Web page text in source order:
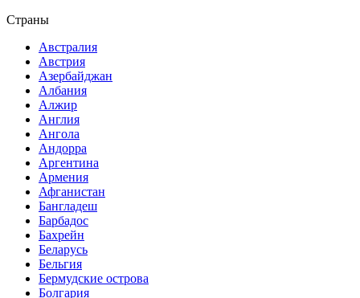
Страны
Австралия
Австрия
Азербайджан
Албания
Алжир
Англия
Ангола
Андорра
Аргентина
Армения
Афганистан
Бангладеш
Барбадос
Бахрейн
Беларусь
Бельгия
Бермудские острова
Болгария